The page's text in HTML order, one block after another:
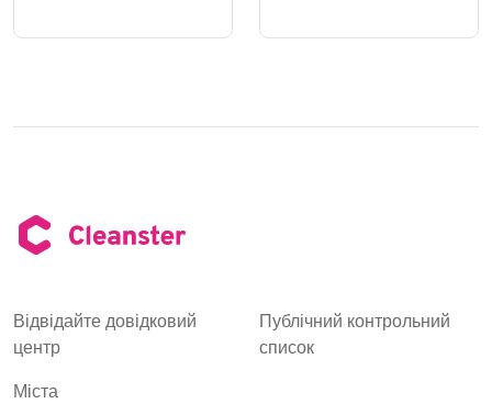
Відвідайте довідковий
центр
Публічний контрольний
список
Міста